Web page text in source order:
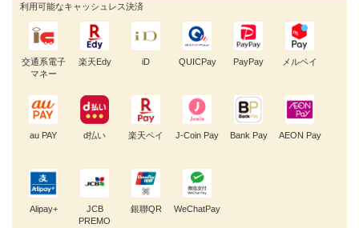
利用可能なキャッシュレス決済
交通系電子
マネー
楽天Edy iD QUICPay PayPay メルペイ
au PAY d払い 楽天ペイ J-Coin Pay Bank Pay AEON Pay
Alipay+
JCB
PREMO
銀聯QR WeChatPay